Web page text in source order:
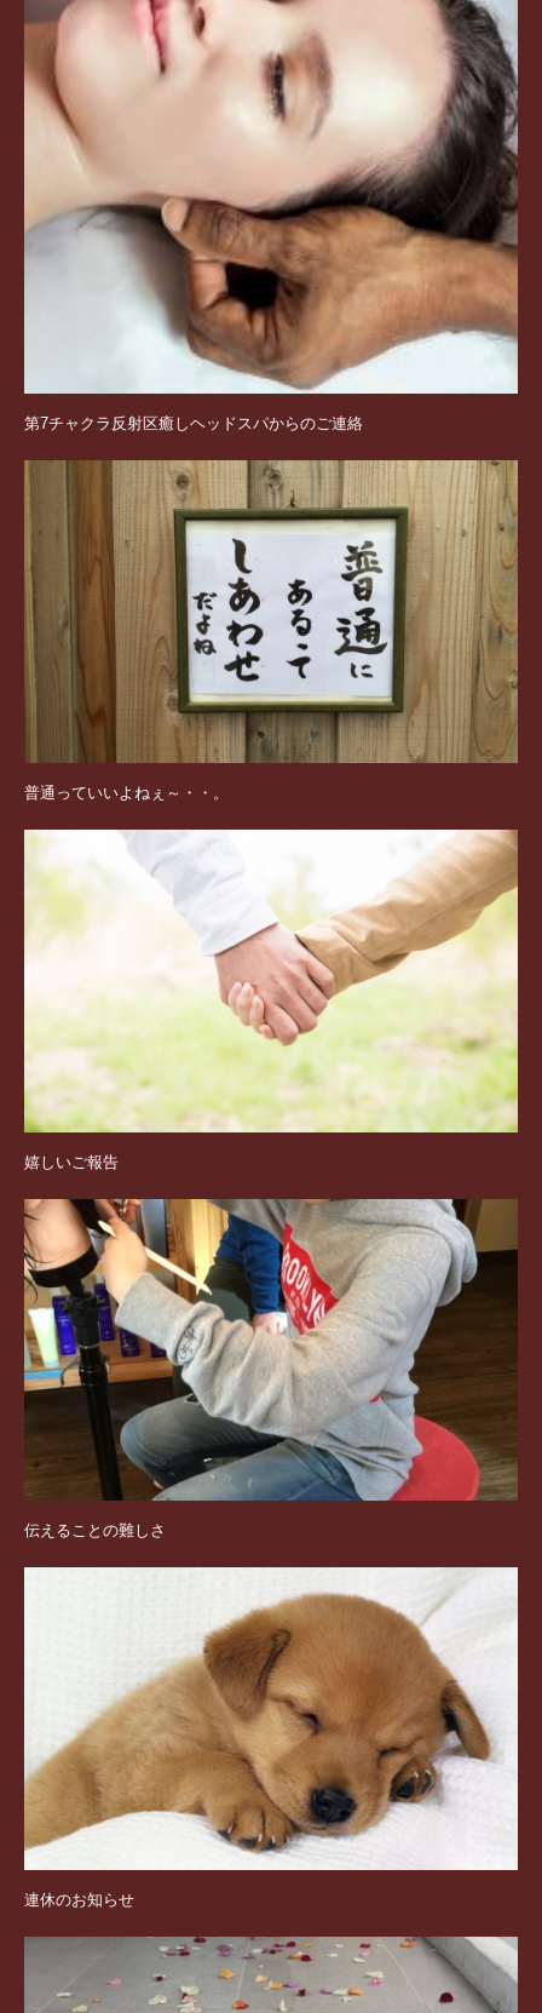
第7チャクラ反射区癒しヘッドスパからのご連絡
普通っていいよねぇ～・・。
嬉しいご報告
伝えることの難しさ
連休のお知らせ